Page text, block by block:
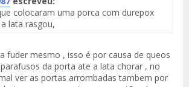
colocaram uma porca com durepox
lata rasgou,
fuder mesmo , isso é por causa de queos
da porta ate a lata chorar , no
ver as portas arrombadas tambem por